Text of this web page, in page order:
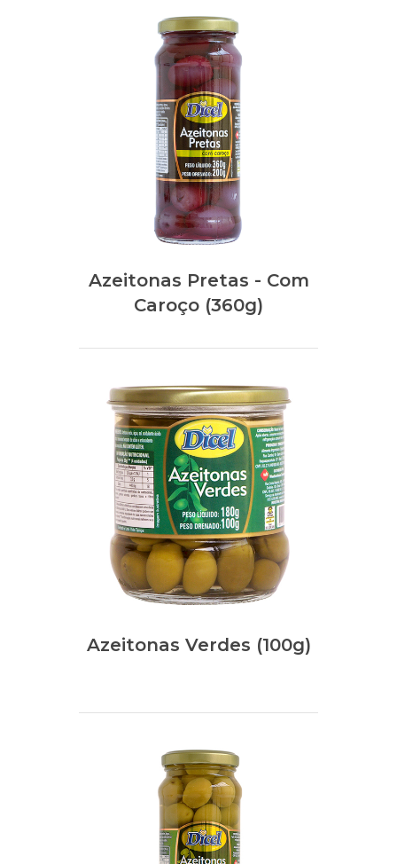
Azeitonas Pretas - Com
Caroço (360g)
Azeitonas Verdes (100g)